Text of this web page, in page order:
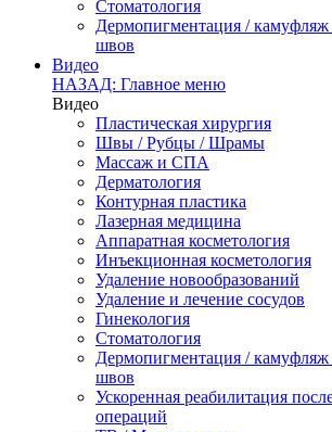
Стоматология
Дермопигментация /
швов
Видео
НАЗАД: Главное меню
Видео
Пластическая хирургия
Швы / Рубцы / Шрамы
Массаж и СПА
Дерматология
Контурная пластика
Лазерная медицина
Аппаратная косметология
Инъекционная косметология
Удаление новообразований
Удаление и лечение сосудов
Гинекология
Стоматология
Дермопигментация /
швов
Ускоренная реабилитация
операций